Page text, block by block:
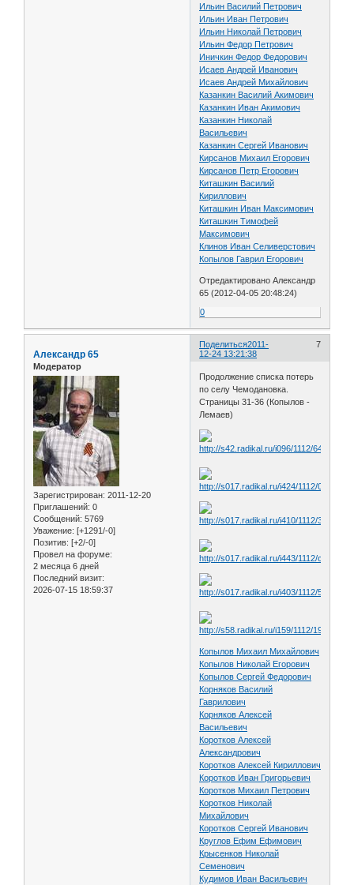
Ильин Василий Петрович
Ильин Иван Петрович
Ильин Николай Петрович
Ильин Федор Петрович
Иничкин Федор Федорович
Исаев Андрей Иванович
Исаев Андрей Михайлович
Казанкин Василий Акимович
Казанкин Иван Акимович
Казанкин Николай
Васильевич
Казанкин Сергей Иванович
Кирсанов Михаил Егорович
Кирсанов Петр Егорович
Киташкин Василий
Кириллович
Киташкин Иван Максимович
Киташкин Тимофей
Максимович
Клинов Иван Селиверстович
Копылов Гаврил Егорович
Отредактировано Александр
65 (2012-04-05 20:48:24)
0
Поделиться 7
2011-
12-24 13:21:38
Александр 65
Модератор
Зарегистрирован: 2011-12-20
Приглашений: 0
Сообщений: 5769
Уважение: [+1291/-0]
Позитив: [+2/-0]
Провел на форуме:
2 месяца 6 дней
Последний визит:
2026-07-15 18:59:37
Продолжение списка потерь
по селу Чемодановка.
Страницы 31-36 (Копылов -
Лемаев)
Копылов Михаил Михайлович
Копылов Николай Егорович
Копылов Сергей Федорович
Корняков Василий
Гаврилович
Корняков Алексей
Васильевич
Коротков Алексей
Александрович
Коротков Алексей Кириллович
Коротков Иван Григорьевич
Коротков Михаил Петрович
Коротков Николай
Михайлович
Коротков Сергей Иванович
Круглов Ефим Ефимович
Крысенков Николай
Семенович
Кудимов Иван Васильевич